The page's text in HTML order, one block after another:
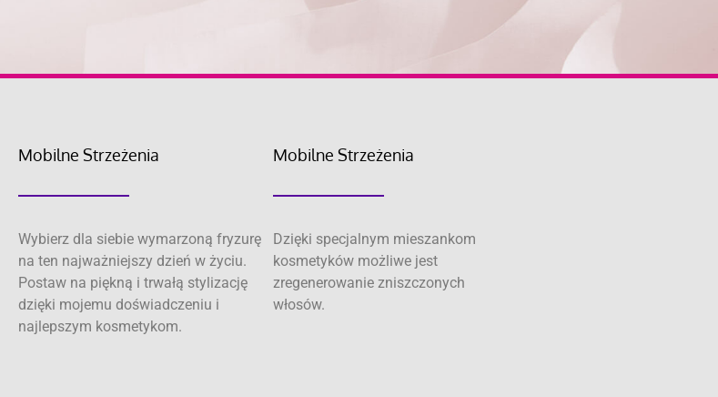
Mobilne Strzeżenia
Wybierz dla siebie wymarzoną fryzurę
na ten najważniejszy dzień w życiu.
Postaw na piękną i trwałą stylizację
dzięki mojemu doświadczeniu i
najlepszym kosmetykom.
Mobilne Strzeżenia
Dzięki specjalnym mieszankom
kosmetyków możliwe jest
zregenerowanie zniszczonych
włosów.